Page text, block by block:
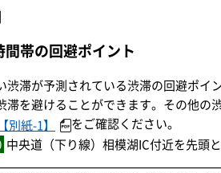
帯の回避ポイント
渋滞が予測されている渋滞の回避ポイ
滞を避けることができます。その他の
【別紙-1】
をご確認ください。
中央道（下り線）相模湖IC付近を先頭